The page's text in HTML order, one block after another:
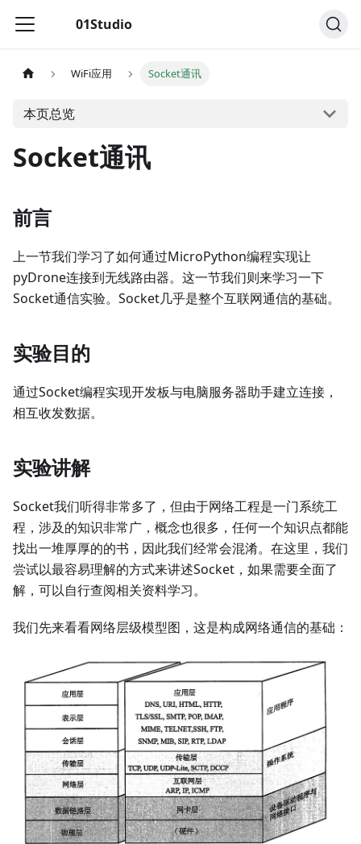
01Studio
WiFi应用 Socket通讯
本页总览
Socket通讯
前言
上一节我们学习了如何通过MicroPython编程实现让
pyDrone连接到无线路由器。这一节我们则来学习一下
Socket通信实验。Socket几乎是整个互联网通信的基础。
实验目的
通过Socket编程实现开发板与电脑服务器助手建立连接，
相互收发数据。
实验讲解
Socket我们听得非常多了，但由于网络工程是一门系统工
程，涉及的知识非常广，概念也很多，任何一个知识点都能
找出一堆厚厚的的书，因此我们经常会混淆。在这里，我们
尝试以最容易理解的方式来讲述Socket，如果需要全面了
解，可以自行查阅相关资料学习。
我们先来看看网络层级模型图，这是构成网络通信的基础：